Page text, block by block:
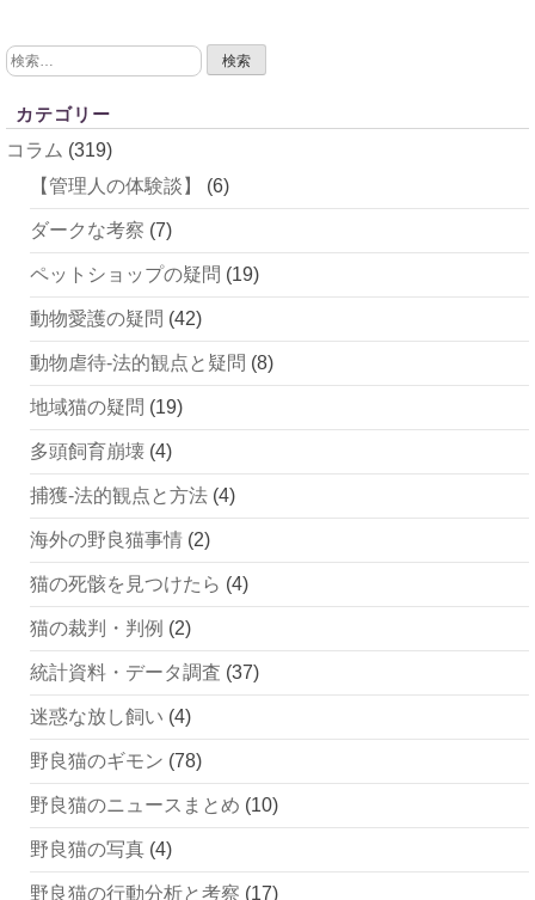
検
索:
カテゴリー
コラム (319)
【管理人の体験談】
(6)
ダークな考察 (7)
ペットショップの疑問 (19)
動物愛護の疑問 (42)
動物虐待-法的観点と疑問 (8)
地域猫の疑問 (19)
多頭飼育崩壊 (4)
捕獲-法的観点と方法 (4)
海外の野良猫事情 (2)
猫の死骸を見つけたら (4)
猫の裁判・判例 (2)
統計資料・データ調査 (37)
迷惑な放し飼い (4)
野良猫のギモン (78)
野良猫のニュースまとめ (10)
野良猫の写真 (4)
野良猫の行動分析と考察 (17)